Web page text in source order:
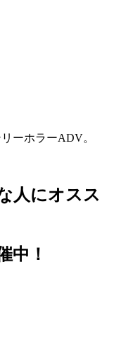
ーホラーADV。
人にオスス
中！